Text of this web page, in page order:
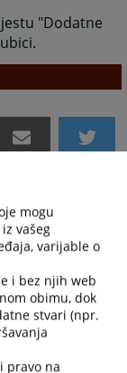
"Dodatne
mogu
vašeg
varijable o
i bez njih web
obimu, dok
stvari (npr.
pravo na